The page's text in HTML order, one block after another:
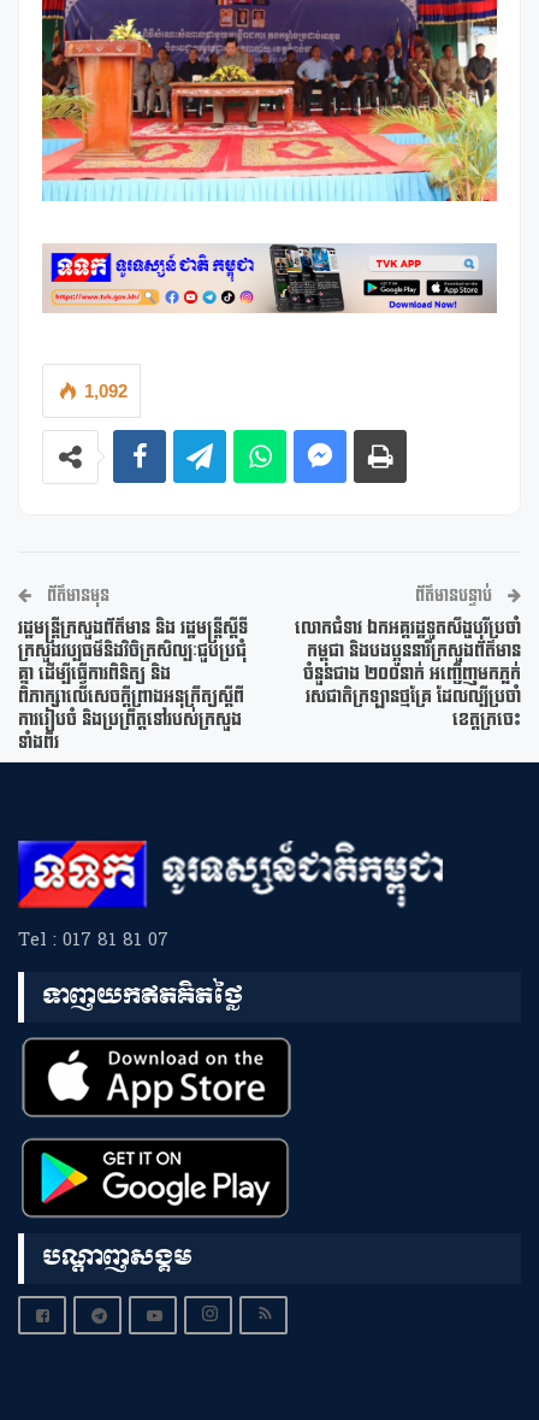
1,092
ព័ត៌មានមុន
រដ្ឋមន្ត្រីក្រសួងព័ត៌មាន និង រដ្ឋមន្ត្រីស្តីទី
ក្រសួងវប្បធម៌និងវិចិត្រសិល្បៈជួបប្រជុំ
គ្នា ដើម្បីធ្វើការពិនិត្យ និង
ពិភាក្សាលើសេចក្តីព្រាងអនុក្រឹត្យស្តីពី
ការរៀបចំ និងប្រព្រឹត្តទៅរបស់ក្រសួង
ទាំងពីរ
ព័ត៌មានបន្ទាប់
លោកជំទាវ ឯកអគ្គរដ្ឋទូតសឹង្ហបុរីប្រចាំ
កម្ពុជា និងបងប្អូននារីក្រសួងព័ត៌មាន
ចំនួនជាង ២០០នាក់ អញ្ចើញមកភ្លក់
រសជាតិក្រឡានថ្មគ្រែ ដែលល្បីប្រចាំ
ខេត្តក្រចេះ
Tel : 017 81 81 07
ទាញយកឥតគិតថ្លៃ
បណ្តាញសង្គម